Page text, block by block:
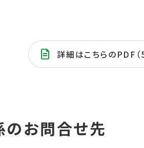
詳細はこちらのPDF（